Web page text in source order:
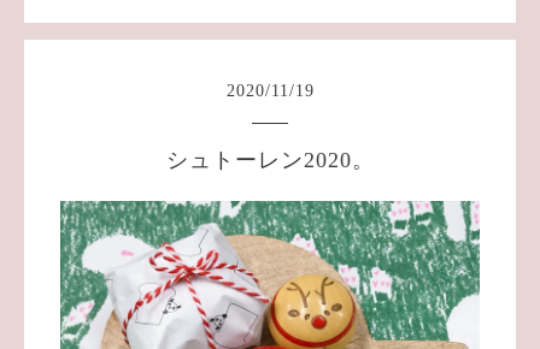
2020/11/19
シュトーレン2020。